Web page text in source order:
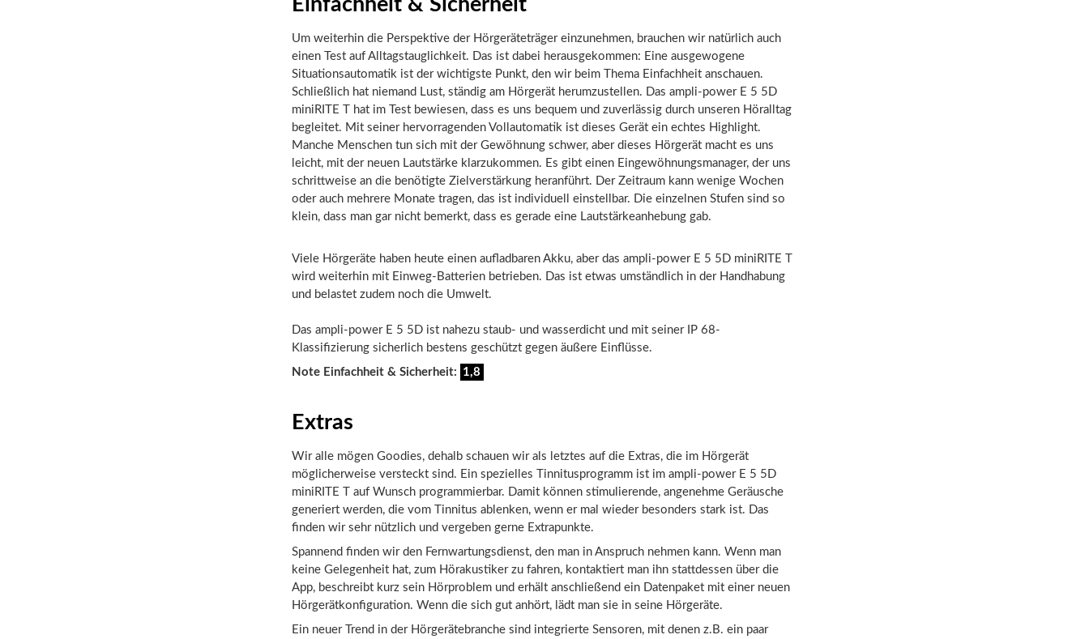
Einfachheit & Sicherheit
Um weiterhin die Perspektive der Hörgeräteträger einzunehmen, brauchen wir natürlich auch
einen Test auf Alltagstauglichkeit. Das ist dabei herausgekommen: Eine ausgewogene
Situationsautomatik ist der wichtigste Punkt, den wir beim Thema Einfachheit anschauen.
Schließlich hat niemand Lust, ständig am Hörgerät herumzustellen. Das ampli-power E 5 5D
miniRITE T hat im Test bewiesen, dass es uns bequem und zuverlässig durch unseren Höralltag
begleitet. Mit seiner hervorragenden Vollautomatik ist dieses Gerät ein echtes Highlight.
Manche Menschen tun sich mit der Gewöhnung schwer, aber dieses Hörgerät macht es uns
leicht, mit der neuen Lautstärke klarzukommen. Es gibt einen Eingewöhnungsmanager, der uns
schrittweise an die benötigte Zielverstärkung heranführt. Der Zeitraum kann wenige Wochen
oder auch mehrere Monate tragen, das ist individuell einstellbar. Die einzelnen Stufen sind so
klein, dass man gar nicht bemerkt, dass es gerade eine Lautstärkeanhebung gab.
Viele Hörgeräte haben heute einen aufladbaren Akku, aber das ampli-power E 5 5D miniRITE T
wird weiterhin mit Einweg-Batterien betrieben. Das ist etwas umständlich in der Handhabung
und belastet zudem noch die Umwelt.
Das ampli-power E 5 5D ist nahezu staub- und wasserdicht und mit seiner IP 68-
Klassifizierung sicherlich bestens geschützt gegen äußere Einflüsse.
Note Einfachheit & Sicherheit: 1,8
Extras
Wir alle mögen Goodies, dehalb schauen wir als letztes auf die Extras, die im Hörgerät
möglicherweise versteckt sind. Ein spezielles Tinnitusprogramm ist im ampli-power E 5 5D
miniRITE T auf Wunsch programmierbar. Damit können stimulierende, angenehme Geräusche
generiert werden, die vom Tinnitus ablenken, wenn er mal wieder besonders stark ist. Das
finden wir sehr nützlich und vergeben gerne Extrapunkte.
Spannend finden wir den Fernwartungsdienst, den man in Anspruch nehmen kann. Wenn man
keine Gelegenheit hat, zum Hörakustiker zu fahren, kontaktiert man ihn stattdessen über die
App, beschreibt kurz sein Hörproblem und erhält anschließend ein Datenpaket mit einer neuen
Hörgerätkonfiguration. Wenn die sich gut anhört, lädt man sie in seine Hörgeräte.
Ein neuer Trend in der Hörgerätebranche sind integrierte Sensoren, mit denen z.B. ein paar